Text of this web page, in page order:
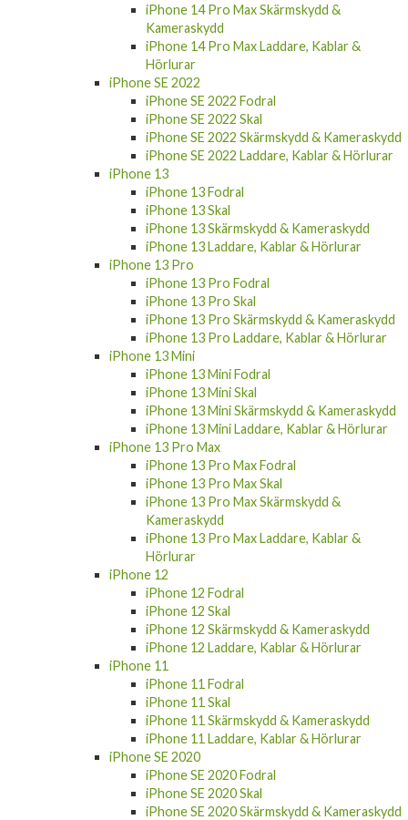
iPhone 14 Pro Max Skärmskydd &
Kameraskydd
iPhone 14 Pro Max Laddare, Kablar &
Hörlurar
iPhone SE 2022
iPhone SE 2022 Fodral
iPhone SE 2022 Skal
iPhone SE 2022 Skärmskydd & Kameraskydd
iPhone SE 2022 Laddare, Kablar & Hörlurar
iPhone 13
iPhone 13 Fodral
iPhone 13 Skal
iPhone 13 Skärmskydd & Kameraskydd
iPhone 13 Laddare, Kablar & Hörlurar
iPhone 13 Pro
iPhone 13 Pro Fodral
iPhone 13 Pro Skal
iPhone 13 Pro Skärmskydd & Kameraskydd
iPhone 13 Pro Laddare, Kablar & Hörlurar
iPhone 13 Mini
iPhone 13 Mini Fodral
iPhone 13 Mini Skal
iPhone 13 Mini Skärmskydd & Kameraskydd
iPhone 13 Mini Laddare, Kablar & Hörlurar
iPhone 13 Pro Max
iPhone 13 Pro Max Fodral
iPhone 13 Pro Max Skal
iPhone 13 Pro Max Skärmskydd &
Kameraskydd
iPhone 13 Pro Max Laddare, Kablar &
Hörlurar
iPhone 12
iPhone 12 Fodral
iPhone 12 Skal
iPhone 12 Skärmskydd & Kameraskydd
iPhone 12 Laddare, Kablar & Hörlurar
iPhone 11
iPhone 11 Fodral
iPhone 11 Skal
iPhone 11 Skärmskydd & Kameraskydd
iPhone 11 Laddare, Kablar & Hörlurar
iPhone SE 2020
iPhone SE 2020 Fodral
iPhone SE 2020 Skal
iPhone SE 2020 Skärmskydd & Kameraskydd